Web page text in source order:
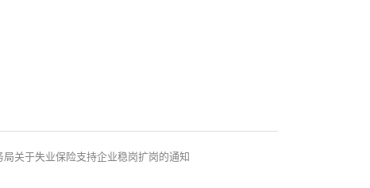
关于失业保险支持企业稳岗扩岗的通知